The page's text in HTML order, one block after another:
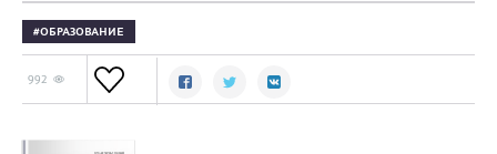
ОБРАЗОВАНИЕ
992